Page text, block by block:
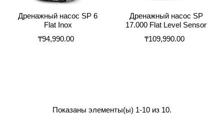
Дренажный насос SP 6
Flat Inox
₸94,990.00
Дренажный насос SP
17.000 Flat Level Sensor
₸109,990.00
Показаны элементы(ы) 1-10 из 10.